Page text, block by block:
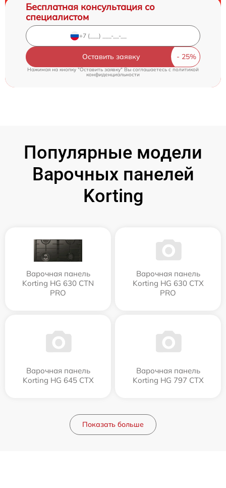
Бесплатная консультация со
специалистом
Оставить заявку
Нажимая на кнопку "Оставить заявку" Вы соглашаетесь cполитикой
конфиденциальности
Популярные модели
Варочных панелей
Korting
Варочная панель
Korting HG 630 CTN
PRO
Варочная панель
Korting HG 630 CTX
PRO
Варочная панель
Korting HG 645 CTX
Варочная панель
Korting HG 797 CTX
Показать больше